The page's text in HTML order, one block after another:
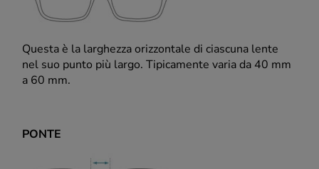
Questa è la larghezza orizzontale di ciascuna lente
nel suo punto più largo. Tipicamente varia da 40 mm
a 60 mm.
PONTE